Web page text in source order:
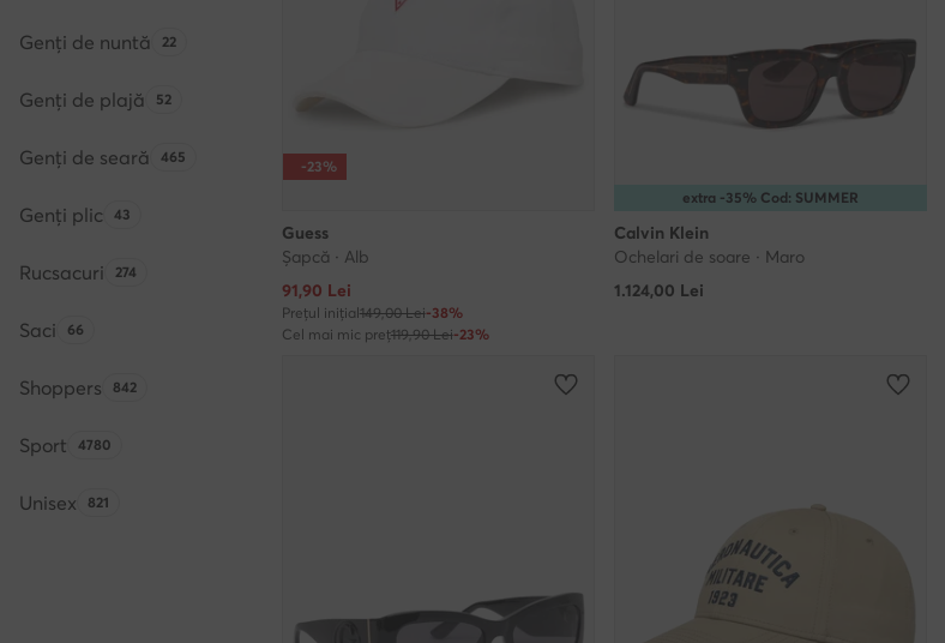
Genți de nuntă Numărul de produse:
22
Genți de plajă Numărul de produse:
52
Genți de seară Numărul de produse:
465
Genți plic Numărul de produse:
43
Rucsacuri Numărul de produse:
274
Saci Numărul de produse:
66
Shoppers Numărul de produse:
842
Sport Numărul de produse:
4780
Unisex Numărul de produse:
821
-23%
Guess
Șapcă · Alb
Prețul actual
91,90 Lei
Prețul inițial149,00 Lei-38%
Cel mai mic preț119,90 Lei-23%
extra -35% Cod: SUMMER
Calvin Klein
Ochelari de soare · Maro
1.124,00 Lei